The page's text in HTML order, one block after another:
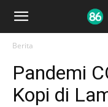
Berita
Pandemi
Kopi di